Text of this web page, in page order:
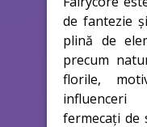
de fantezie
plină de
precum
florile,
fermecați de